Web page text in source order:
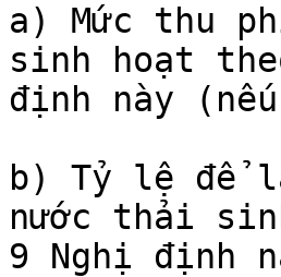
a) Mức thu
sinh hoạt
định này
b) Tỷ lệ để
nước thải
9 Nghị định